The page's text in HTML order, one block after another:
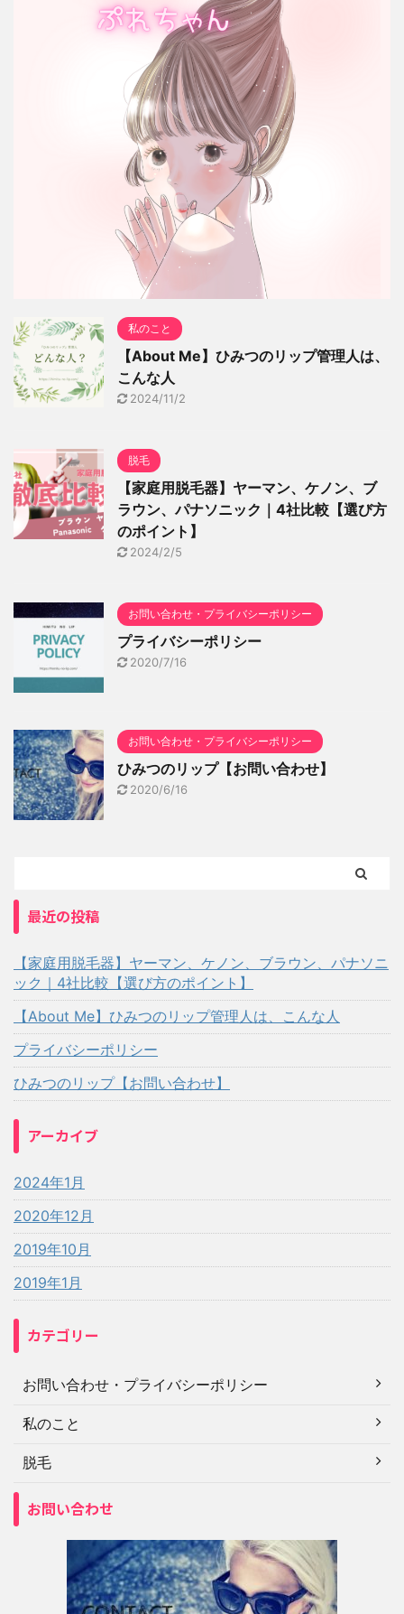
私のこと
【About Me】ひみつのリップ管理人は、
こんな人
2024/11/2
脱毛
【家庭用脱毛器】ヤーマン、ケノン、ブ
ラウン、パナソニック｜4社比較【選び方
のポイント】
2024/2/5
お問い合わせ・プライバシーポリシー
プライバシーポリシー
2020/7/16
お問い合わせ・プライバシーポリシー
ひみつのリップ【お問い合わせ】
2020/6/16
最近の投稿
【家庭用脱毛器】ヤーマン、ケノン、ブラウン、パナソニ
ック｜4社比較【選び方のポイント】
【About Me】ひみつのリップ管理人は、こんな人
プライバシーポリシー
ひみつのリップ【お問い合わせ】
アーカイブ
2024年1月
2020年12月
2019年10月
2019年1月
カテゴリー
お問い合わせ・プライバシーポリシー
私のこと
脱毛
お問い合わせ